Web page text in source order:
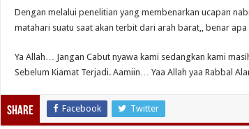
Dengan melalui penelitian yang membenarkan ucapan
matahari suatu saat akan terbit dari arah barat,, benar
Ya Allah… Jangan Cabut nyawa kami sedangkan kami
Sebelum Kiamat Terjadi. Aamiin… Yaa Allah yaa Rabbal
Share Facebook Twitter